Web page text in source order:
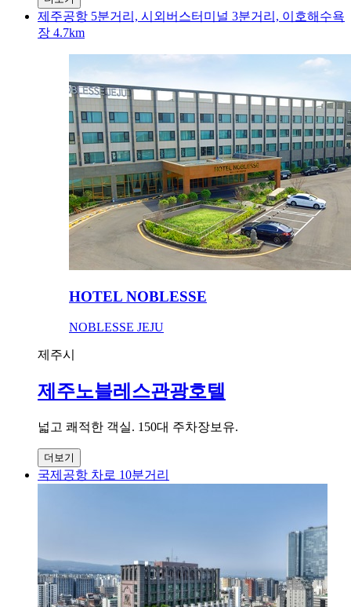
제주공항 5분거리, 시외버스터미널 3분거리, 이호해수욕
장 4.7km
HOTEL NOBLESSE
NOBLESSE JEJU
제주시
제주노블레스관광호텔
넓고 쾌적한 객실. 150대 주차장보유.
더보기
국제공항 차로 10분거리